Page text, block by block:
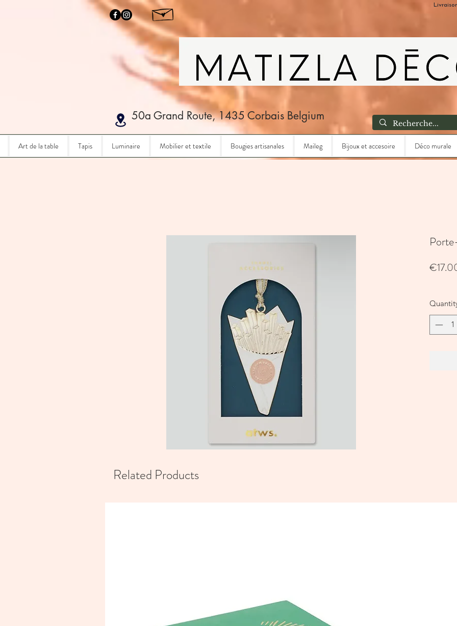
50a Grand Route, 1435 Corbais Belgium
Art de la table Tapis Luminaire Mobilier et textile Bougies artisanales Maileg Bijoux et accesoire Déco murale
Related Products